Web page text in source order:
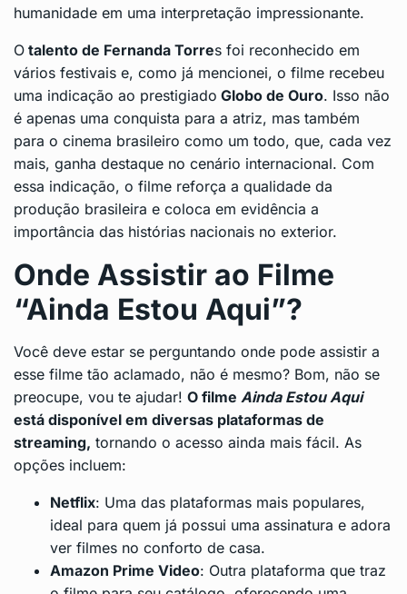
humanidade em uma interpretação impressionante.
O talento de Fernanda Torres foi reconhecido em
vários festivais e, como já mencionei, o filme recebeu
uma indicação ao prestigiado Globo de Ouro. Isso não
é apenas uma conquista para a atriz, mas também
para o cinema brasileiro como um todo, que, cada vez
mais, ganha destaque no cenário internacional. Com
essa indicação, o filme reforça a qualidade da
produção brasileira e coloca em evidência a
importância das histórias nacionais no exterior.
Onde Assistir ao Filme
“Ainda Estou Aqui”?
Você deve estar se perguntando onde pode assistir a
esse filme tão aclamado, não é mesmo? Bom, não se
preocupe, vou te ajudar! O filme Ainda Estou Aqui
está disponível em diversas plataformas de
streaming, tornando o acesso ainda mais fácil. As
opções incluem:
Netflix: Uma das plataformas mais populares,
ideal para quem já possui uma assinatura e adora
ver filmes no conforto de casa.
Amazon Prime Video: Outra plataforma que traz